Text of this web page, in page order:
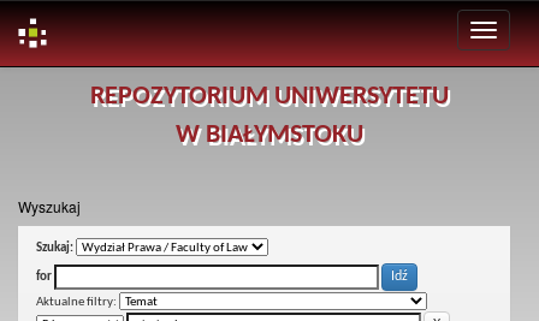
REPOZYTORIUM UNIWERSYTETU
W BIAŁYMSTOKU
Wyszukaj
Szukaj:
for
Aktualne filtry: